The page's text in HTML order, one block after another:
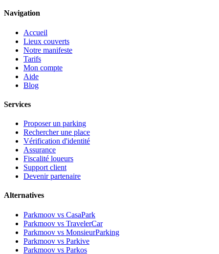
Navigation
Accueil
Lieux couverts
Notre manifeste
Tarifs
Mon compte
Aide
Blog
Services
Proposer un parking
Rechercher une place
Vérification d'identité
Assurance
Fiscalité loueurs
Support client
Devenir partenaire
Alternatives
Parkmoov vs CasaPark
Parkmoov vs TravelerCar
Parkmoov vs MonsieurParking
Parkmoov vs Parkive
Parkmoov vs Parkos